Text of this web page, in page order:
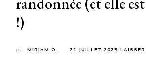
!)
par MIRIAM O. 21 JUILLET 2025